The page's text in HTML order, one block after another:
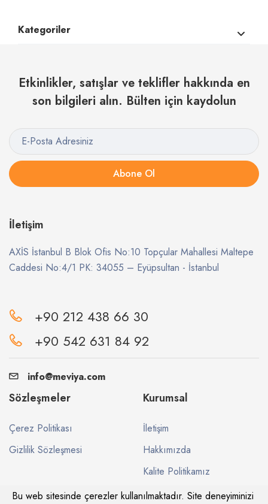
Kategoriler
Etkinlikler, satışlar ve teklifler hakkında en
son bilgileri alın. Bülten için kaydolun
Abone Ol
İletişim
AXİS İstanbul B Blok Ofis No:10 Topçular Mahallesi Maltepe
Caddesi No:4/1 PK: 34055 – Eyüpsultan - İstanbul
+90 212 438 66 30
+90 542 631 84 92
info@meviya.com
Sözleşmeler
Çerez Politikası
Gizlilik Sözleşmesi
Kurumsal
İletişim
Hakkımızda
Kalite Politikamız
Bu web sitesinde çerezler kullanılmaktadır. Site deneyiminizi